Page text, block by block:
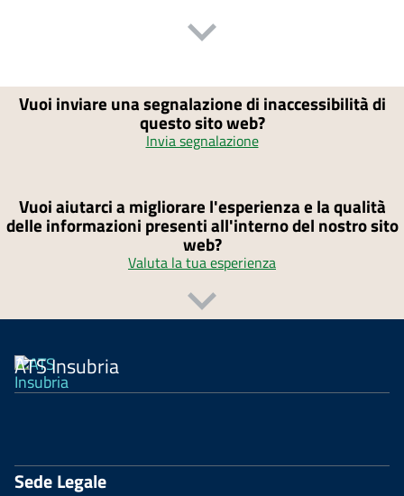
Vuoi inviare una segnalazione di inaccessibilità di
questo sito web?
Invia segnalazione
Vuoi aiutarci a migliorare l'esperienza e la qualità
delle informazioni presenti all'interno del nostro sito
web?
Valuta la tua esperienza
ATS Insubria
Sede Legale